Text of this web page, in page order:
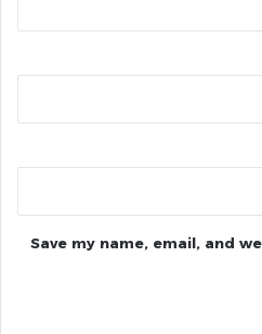
Save my name, email, and